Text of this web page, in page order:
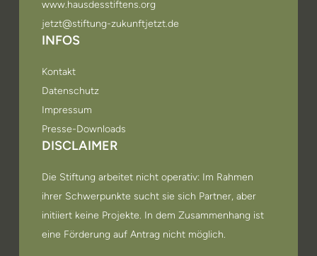
www.hausdesstiftens.org
jetzt@stiftung-zukunftjetzt.de
INFOS
Kontakt
Datenschutz
Impressum
Presse-Downloads
DISCLAIMER
Die Stiftung arbeitet nicht operativ: Im Rahmen
ihrer Schwerpunkte sucht sie sich Partner, aber
initiiert keine Projekte. In dem Zusammenhang ist
eine Förderung auf Antrag nicht möglich.